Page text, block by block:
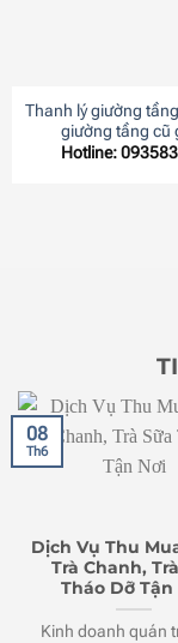
Thanh lý giường
giường tầng cũ
Hotline:
Dịch Vụ Thu
Trà Chanh,
Tháo Dỡ Tận
Kinh doanh quán
08
Th6